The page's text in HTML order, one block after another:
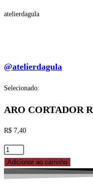
atelierdagula
@atelierdagula
Selecionado:
ARO CORTADOR
R$ 7,40
ARO
CORTADOR
REDONDO
Adicionar ao carrinho